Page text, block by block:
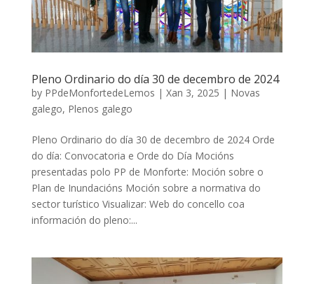
Pleno Ordinario do día 30 de decembro de 2024
by PPdeMonfortedeLemos | Xan 3, 2025 | Novas
galego, Plenos galego
Pleno Ordinario do día 30 de decembro de 2024 Orde
do día: Convocatoria e Orde do Día Mocións
presentadas polo PP de Monforte: Moción sobre o
Plan de Inundacións Moción sobre a normativa do
sector turístico Visualizar: Web do concello coa
información do pleno:...